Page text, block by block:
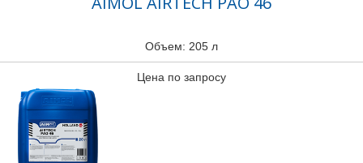
Объем: 205 л
Цена по запросу